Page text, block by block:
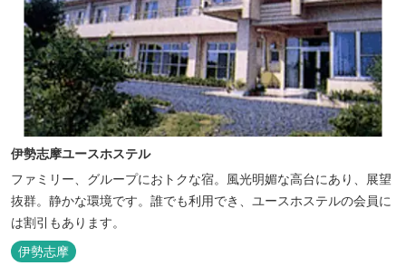
伊勢志摩ユースホステル
ファミリー、グループにおトクな宿。風光明媚な高台にあり、展望
抜群。静かな環境です。誰でも利用でき、ユースホステルの会員に
は割引もあります。
伊勢志摩